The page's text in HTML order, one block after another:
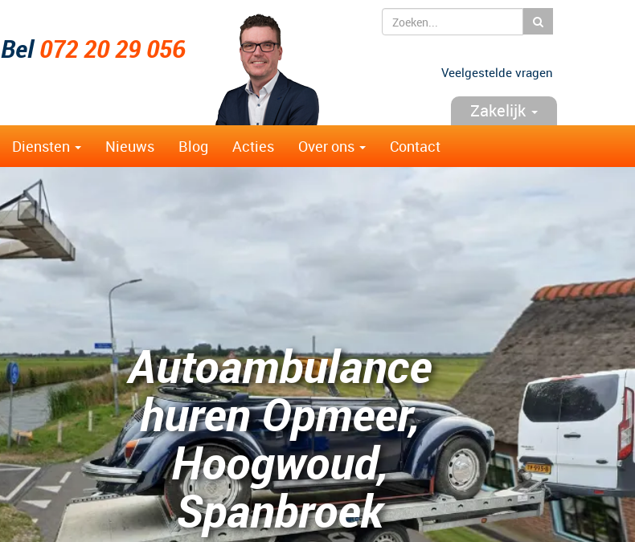
Bel072 20 29 056
Veelgestelde vragen
Zakelijk
Diensten Nieuws Blog Acties Over ons Contact
Autoambulance
huren Opmeer,
Hoogwoud,
Spanbroek